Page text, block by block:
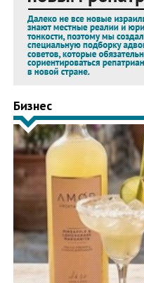
Бизнес